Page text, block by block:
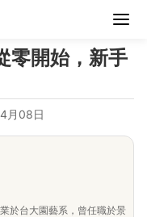
零開始，新手
月08日
於台大園藝系，曾任職於景